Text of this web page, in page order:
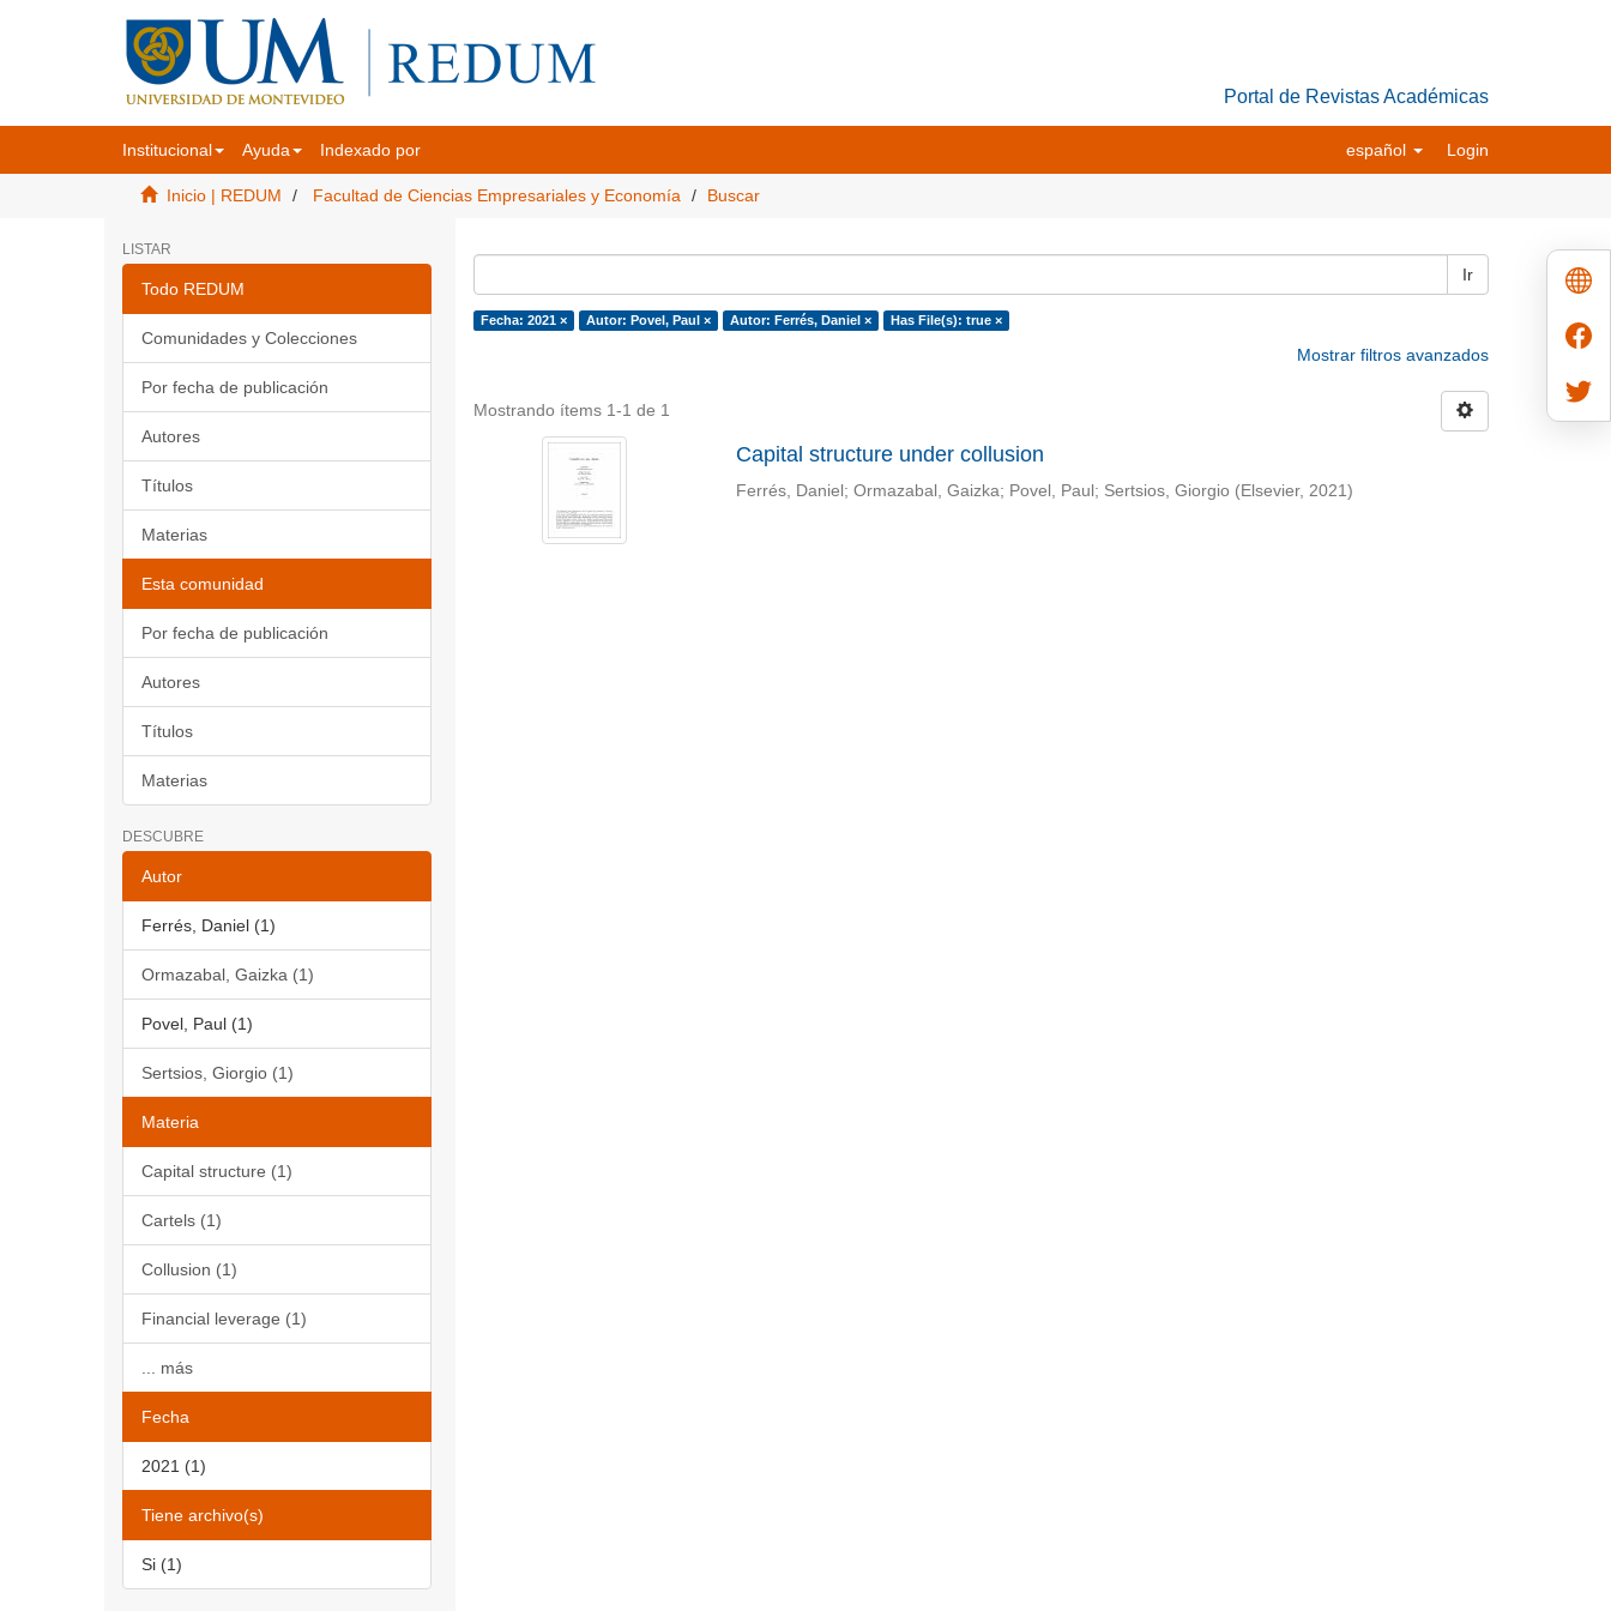
Portal de Revistas Académicas
Institucional Ayuda Indexado por español Login
Inicio | REDUM Facultad de Ciencias Empresariales y Economía Buscar
LISTAR
Todo REDUM
Comunidades y Colecciones
Por fecha de publicación
Autores
Títulos
Materias
Esta comunidad
Por fecha de publicación
Autores
Títulos
Materias
DESCUBRE
Autor
Ferrés, Daniel (1)
Ormazabal, Gaizka (1)
Povel, Paul (1)
Sertsios, Giorgio (1)
Materia
Capital structure (1)
Cartels (1)
Collusion (1)
Financial leverage (1)
... más
Fecha
2021 (1)
Tiene archivo(s)
Si (1)
Ir
Fecha: 2021 × Autor: Povel, Paul × Autor: Ferrés, Daniel × Has File(s): true ×
Mostrar filtros avanzados
Mostrando ítems 1-1 de 1
Capital structure under collusion
Ferrés, Daniel ; Ormazabal, Gaizka; Povel, Paul ; Sertsios, Giorgio (Elsevier, 2021)